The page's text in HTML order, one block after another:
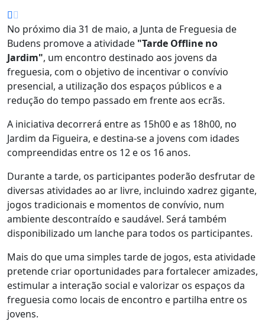
No próximo dia 31 de maio, a Junta de Freguesia de
Budens promove a atividade "Tarde Offline no
Jardim", um encontro destinado aos jovens da
freguesia, com o objetivo de incentivar o convívio
presencial, a utilização dos espaços públicos e a
redução do tempo passado em frente aos ecrãs.
A iniciativa decorrerá entre as 15h00 e as 18h00, no
Jardim da Figueira, e destina-se a jovens com idades
compreendidas entre os 12 e os 16 anos.
Durante a tarde, os participantes poderão desfrutar de
diversas atividades ao ar livre, incluindo xadrez gigante,
jogos tradicionais e momentos de convívio, num
ambiente descontraído e saudável. Será também
disponibilizado um lanche para todos os participantes.
Mais do que uma simples tarde de jogos, esta atividade
pretende criar oportunidades para fortalecer amizades,
estimular a interação social e valorizar os espaços da
freguesia como locais de encontro e partilha entre os
jovens.